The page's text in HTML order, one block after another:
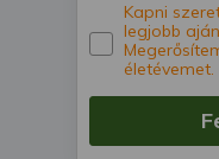
Kapni
legjobb
életévemet.